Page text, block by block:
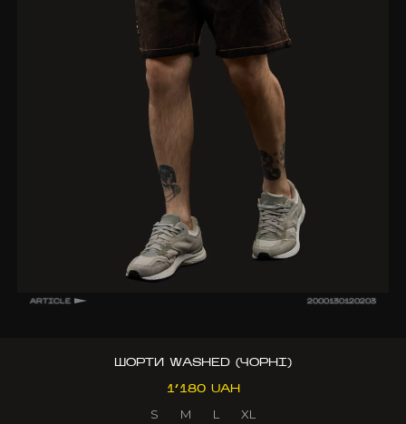
ARTICLE 2000130120203
ШОРТИ WASHED (ЧОРНІ)
1’180 UAH
S
M L XL